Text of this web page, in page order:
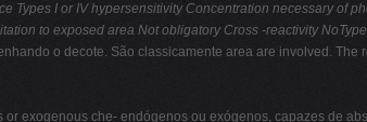
Types I or IV hypersensitivityConcentration necessary of
to exposed area Not obligatory Cross -reactivity
o decote. São classicamente area are involved.
exogenous che- endógenos ou exógenos, capazes de